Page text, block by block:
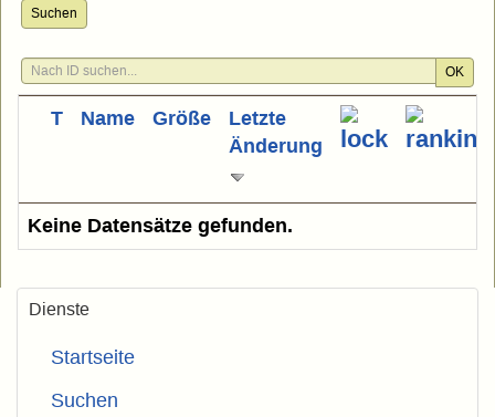
Suchen
OK
T Name Größe
Letzte
Änderung
Keine Datensätze gefunden.
Dienste
Startseite
Suchen